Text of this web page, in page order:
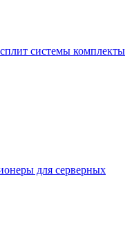
системы комплекты
для серверных